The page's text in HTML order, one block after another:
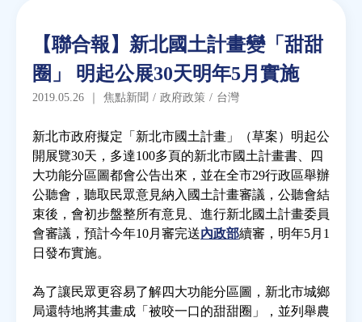
焦點新聞
教育推廣
房市分析
研究獎勵
房地產年鑑
相關連結
Back
top
【聯合報】新北國土計畫變「甜甜
圈」 明起公展30天明年5月實施
2019.05.26 ｜ 焦點新聞 / 政府政策 / 台灣
新北市政府擬定「新北市國土計畫」（草案）明起公
開展覽30天，多達100多頁的新北市國土計畫書、四
大功能分區圖都會公告出來，並在全市29行政區舉辦
公聽會，聽取民眾意見納入國土計畫審議，公聽會結
束後，會初步盤整所有意見、進行新北國土計畫委員
會審議，預計今年10月審完送內政部續審，明年5月1
日發布實施。
為了讓民眾更容易了解四大功能分區圖，新北市城鄉
局還特地將其畫成「被咬一口的甜甜圈」，並列舉農